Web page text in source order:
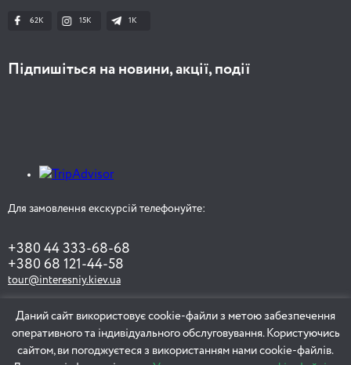
62K 15K 1К
Підпишіться на новини, акції, події
Для замовлення екскурсій телефонуйте:
+380 44 333-68-68
+380 68 121-44-58
tour@interesniy.kiev.ua
ЗАМОВИТИ ЕКСКУРСІЮ
Даний сайт використовує cookie-файли з метою забезпечення
оперативного та індивідуального обслуговування. Користуючись
сайтом, ви погоджуєтеся з використанням нами cookie-файлів.